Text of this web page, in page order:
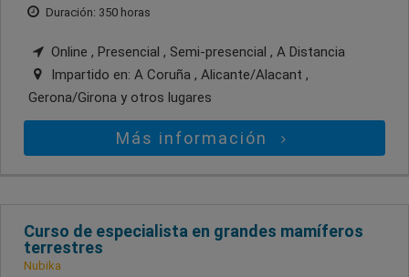
Duración: 350 horas
Online , Presencial , Semi-presencial , A Distancia
Impartido en: A Coruña , Alicante/Alacant ,
Gerona/Girona y otros lugares
Más información
Curso de especialista en grandes mamíferos
terrestres
Nubika